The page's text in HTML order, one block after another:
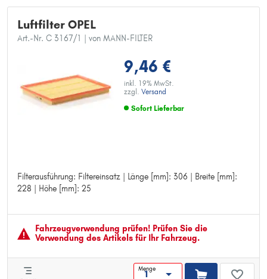
Luftfilter OPEL
Art.-Nr. C 3167/1 | von MANN-FILTER
9,46 €
inkl. 19% MwSt.
zzgl. Versand
Sofort Lieferbar
Filterausführung: Filtereinsatz | Länge [mm]: 306 | Breite [mm]:
228 | Höhe [mm]: 25
Filterausführung: Filtereinsatz
Länge [mm]: 306
Höhe [mm]: 25
Fahrzeugver­wendung prüfen! Prüfen Sie die
Verwendung des Artikels für Ihr Fahrzeug.
Menge